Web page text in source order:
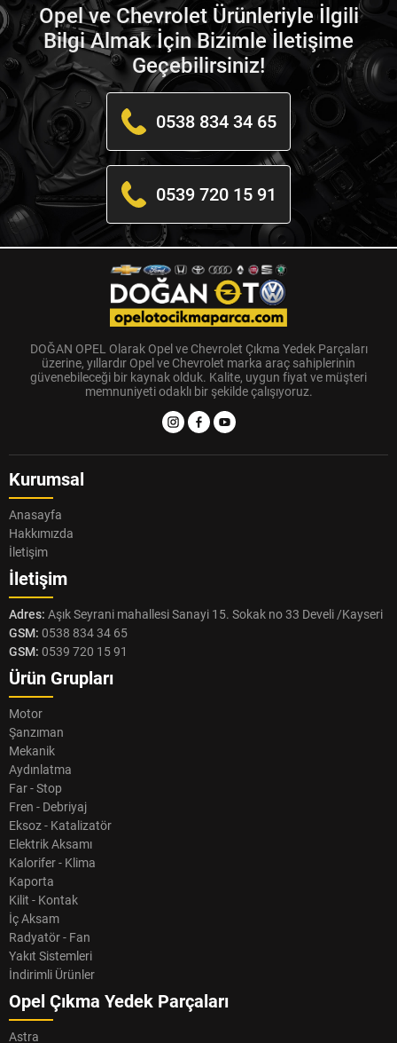
Opel ve Chevrolet Ürünleriyle İlgili
Bilgi Almak İçin Bizimle İletişime
Geçebilirsiniz!
0538 834 34 65
0539 720 15 91
DOĞAN OPEL Olarak Opel ve Chevrolet Çıkma Yedek Parçaları
üzerine, yıllardır Opel ve Chevrolet marka araç sahiplerinin
güvenebileceği bir kaynak olduk. Kalite, uygun fiyat ve müşteri
memnuniyeti odaklı bir şekilde çalışıyoruz.
Kurumsal
Anasayfa
Hakkımızda
İletişim
İletişim
Adres: Aşık Seyrani mahallesi Sanayi 15. Sokak no 33 Develi /Kayseri
GSM: 0538 834 34 65
GSM: 0539 720 15 91
Ürün Grupları
Motor
Şanzıman
Mekanik
Aydınlatma
Far - Stop
Fren - Debriyaj
Eksoz - Katalizatör
Elektrik Aksamı
Kalorifer - Klima
Kaporta
Kilit - Kontak
İç Aksam
Radyatör - Fan
Yakıt Sistemleri
İndirimli Ürünler
Opel Çıkma Yedek Parçaları
Astra